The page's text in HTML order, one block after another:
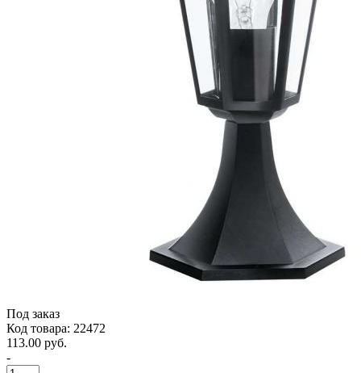
Под заказ
Код товара: 22472
113.00 руб.
-